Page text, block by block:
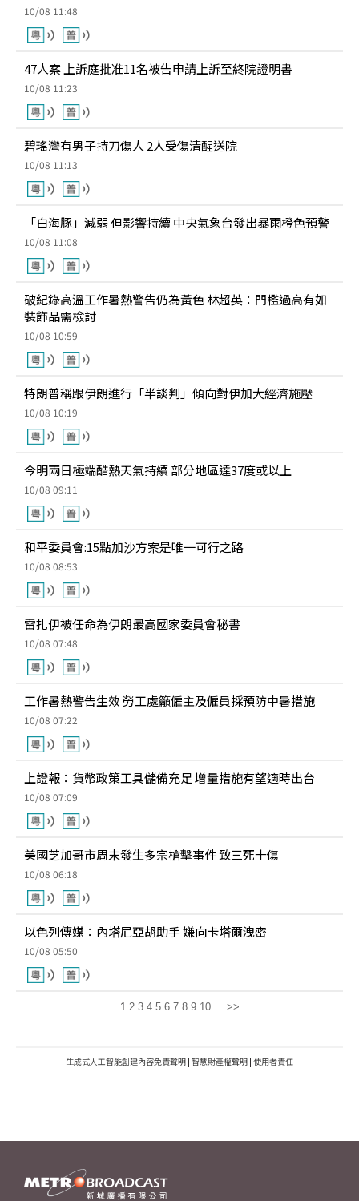
10/08 11:48
47人案 上訴庭批准11名被告申請上訴至終院證明書
10/08 11:23
碧瑤灣有男子持刀傷人 2人受傷清醒送院
10/08 11:13
「白海豚」減弱 但影響持續 中央氣象台發出暴雨橙色預警
10/08 11:08
破紀錄高溫工作暑熱警告仍為黃色 林超英：門檻過高有如
裝飾品需檢討
10/08 10:59
特朗普稱跟伊朗進行「半談判」傾向對伊加大經濟施壓
10/08 10:19
今明兩日極端酷熱天氣持續 部分地區達37度或以上
10/08 09:11
和平委員會:15點加沙方案是唯一可行之路
10/08 08:53
雷扎伊被任命為伊朗最高國家委員會秘書
10/08 07:48
工作暑熱警告生效 勞工處籲僱主及僱員採預防中暑措施
10/08 07:22
上證報：貨幣政策工具儲備充足 增量措施有望適時出台
10/08 07:09
美國芝加哥市周末發生多宗槍擊事件 致三死十傷
10/08 06:18
以色列傳媒：內塔尼亞胡助手 嫌向卡塔爾洩密
10/08 05:50
1 2 3 4 5 6 7 8 9 10 ... >>
生成式人工智能創建內容免責聲明 | 智慧財產權聲明 | 使用者責任